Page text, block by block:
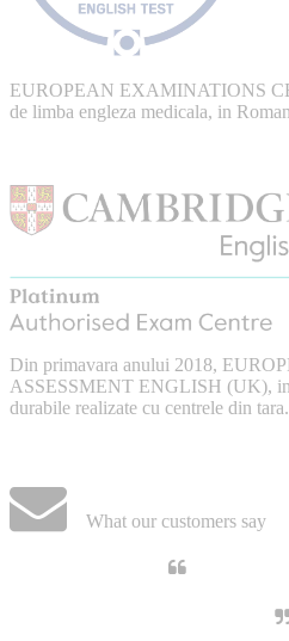
EUROPEAN EXAMINATIONS
de limba engleza medicala, in
Din primavara anului 2018,
ASSESSMENT ENGLISH (UK), in
durabile realizate cu centrele din tara.
What our customers say